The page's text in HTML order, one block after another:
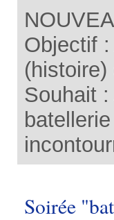
Objectif
Souhait
Soirée